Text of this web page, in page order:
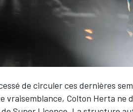
de circuler ces dernières
vraisemblance, Colton Herta ne